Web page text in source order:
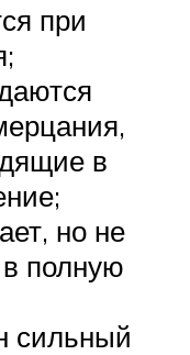
при
в
но не
в полную
сильный